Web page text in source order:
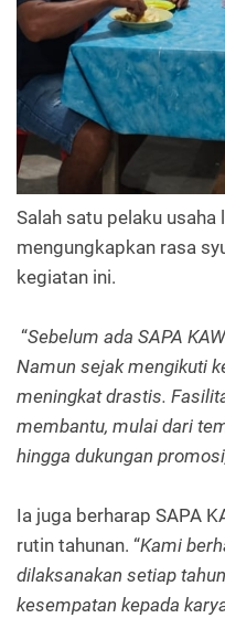
Salah satu pelaku usaha
mengungkapkan rasa
kegiatan ini.
“Sebelum ada SAPA
Namun sejak mengikuti
meningkat drastis.
membantu, mulai dari
hingga dukungan
Ia juga berharap SAPA
rutin tahunan. “Kami
dilaksanakan setiap
kesempatan kepada